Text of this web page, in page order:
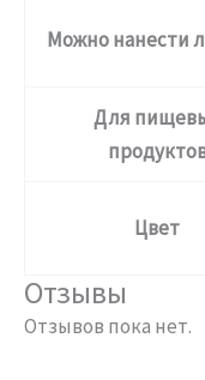
Можно нанести
Для
Цвет
Отзывы
Отзывов пока нет.